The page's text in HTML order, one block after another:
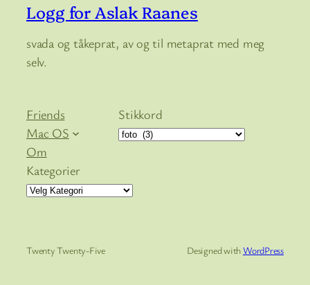
Logg for Aslak Raanes
svada og tåkeprat, av og til metaprat med meg
selv.
Friends
Mac OS
Om
Stikkord
Kategorier
Twenty Twenty-Five Designed withWordPress